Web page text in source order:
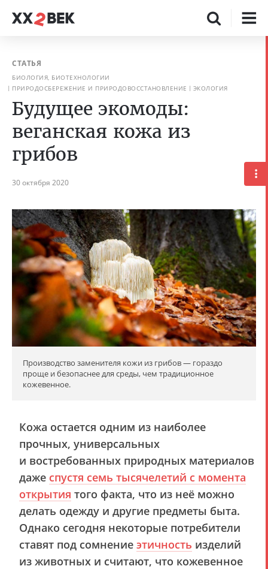
СТАТЬЯ
БИОЛОГИЯ, БИОТЕХНОЛОГИИ
ПРИРОДОСБЕРЕЖЕНИЕ И ПРИРОДОВОССТАНОВЛЕНИЕ
ЭКОЛОГИЯ
Будущее экомоды:
веганская кожа из
грибов
30 октября 2020
Производство заменителя кожи из грибов — гораздо
проще и безопаснее для среды, чем традиционное
кожевенное.
Кожа остается одним из наиболее
прочных, универсальных
и востребованных природных материалов
даже спустя семь тысячелетий с момента
открытия того факта, что из неё можно
делать одежду и другие предметы быта.
Однако сегодня некоторые потребители
ставят под сомнение этичность изделий
из животных и считают, что кожевенное